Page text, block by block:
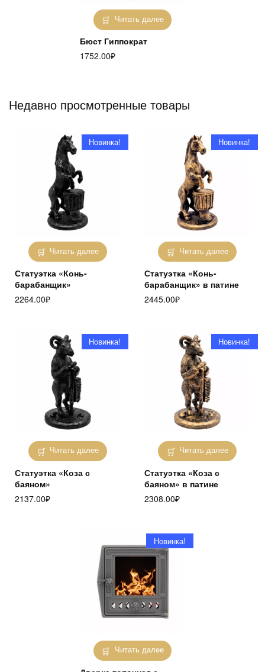
Читать далее
Бюст Гиппократ
1752.00₽
Недавно просмотренные товары
Читать далее
Новинка!
Статуэтка «Конь-
барабанщик»
2264.00₽
Читать далее
Новинка!
Статуэтка «Конь-
барабанщик» в патине
2445.00₽
Читать далее
Новинка!
Статуэтка «Коза с
баяном»
2137.00₽
Читать далее
Новинка!
Статуэтка «Коза с
баяном» в патине
2308.00₽
Читать далее
Новинка!